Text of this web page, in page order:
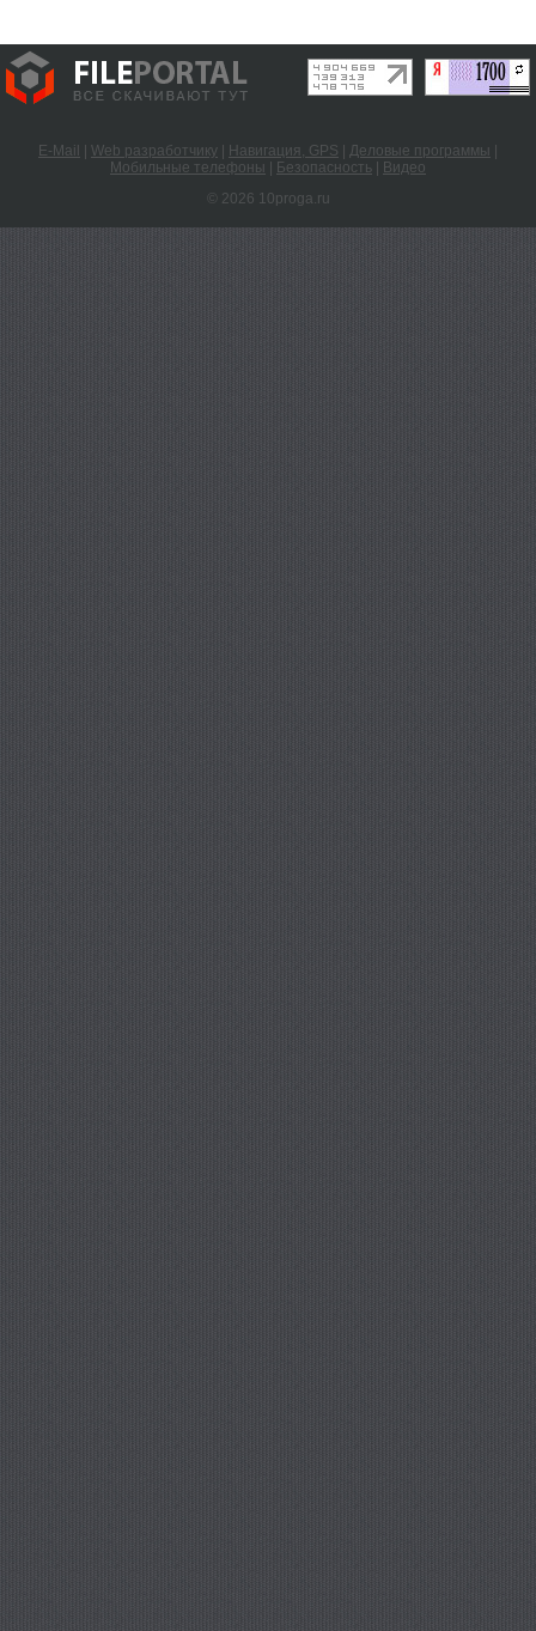
E-Mail Web разработчику Навигация, GPS Деловые программы
Мобильные телефоны
Безопасность
Видео
© 2026 10proga.ru